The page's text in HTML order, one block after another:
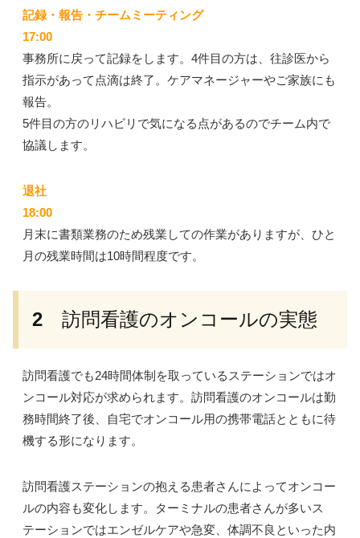
記録・報告・チームミーティング
17:00
事務所に戻って記録をします。4件目の方は、往診医から
指示があって点滴は終了。ケアマネージャーやご家族にも
報告。
5件目の方のリハビリで気になる点があるのでチーム内で
協議します。
退社
18:00
月末に書類業務のため残業しての作業がありますが、ひと
月の残業時間は10時間程度です。
2 訪問看護のオンコールの実態
訪問看護でも24時間体制を取っているステーションではオ
ンコール対応が求められます。訪問看護のオンコールは勤
務時間終了後、自宅でオンコール用の携帯電話とともに待
機する形になります。
訪問看護ステーションの抱える患者さんによってオンコー
ルの内容も変化します。
ターミナルの患者さんが多いス
テーションではエンゼルケアや急変、体調不良といった内